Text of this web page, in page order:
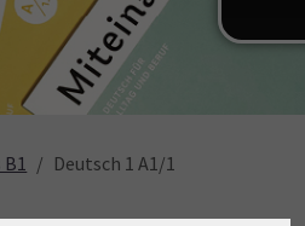
Deutsch 1 A1/1